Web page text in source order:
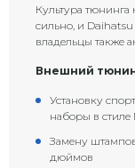
Культура
сильно, и
владельцы также
Внешний
Установку
наборы в
Замену
дюймов